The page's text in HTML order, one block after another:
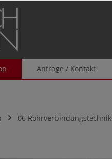
springen
Anfrage / Kontakt
06 Rohrverbindungstechnik